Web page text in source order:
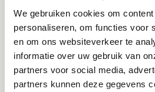
We gebruiken cookies om
personaliseren, om functies voor
en om ons websiteverkeer te
informatie over uw gebruik van
partners voor social media,
partners kunnen deze gegevens
Levertijd:1-2
Vervaardigd op waterbasis
Vrij van siliconen en DMF